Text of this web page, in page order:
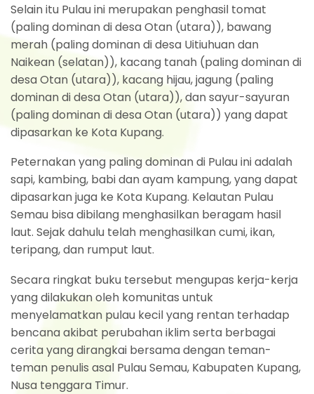
Selain itu Pulau ini merupakan penghasil tomat
(paling dominan di desa Otan (utara)), bawang
merah (paling dominan di desa Uitiuhuan dan
Naikean (selatan)), kacang tanah (paling dominan di
desa Otan (utara)), kacang hijau, jagung (paling
dominan di desa Otan (utara)), dan sayur-sayuran
(paling dominan di desa Otan (utara)) yang dapat
dipasarkan ke Kota Kupang.
Peternakan yang paling dominan di Pulau ini adalah
sapi, kambing, babi dan ayam kampung, yang dapat
dipasarkan juga ke Kota Kupang. Kelautan Pulau
Semau bisa dibilang menghasilkan beragam hasil
laut. Sejak dahulu telah menghasilkan cumi, ikan,
teripang, dan rumput laut.
Secara ringkat buku tersebut mengupas kerja-kerja
yang dilakukan oleh komunitas untuk
menyelamatkan pulau kecil yang rentan terhadap
bencana akibat perubahan iklim serta berbagai
cerita yang dirangkai bersama dengan teman-
teman penulis asal Pulau Semau, Kabupaten Kupang,
Nusa tenggara Timur.